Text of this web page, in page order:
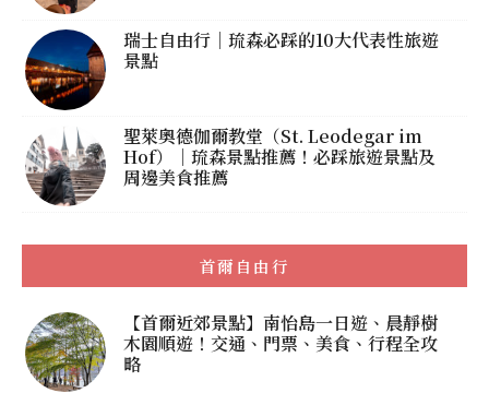
瑞士自由行｜琉森必踩的10大代表性旅遊
景點
聖萊奧德伽爾教堂（St. Leodegar im
Hof）｜琉森景點推薦！必踩旅遊景點及
周邊美食推薦
首爾自由行
【首爾近郊景點】南怡島一日遊、晨靜樹
木園順遊！交通、門票、美食、行程全攻
略